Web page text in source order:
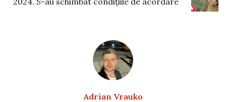
Adrian Vrauko